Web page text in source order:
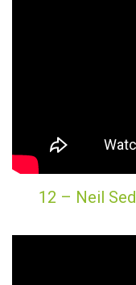
12 – Neil